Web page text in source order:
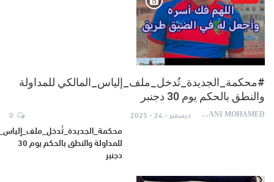
#محكمة_الجديدة_تُدخل_ملف_إلياس_المالكي للمداولة
والنطق بالحكم يوم 30 دجنبر
AYDANI MOHAMED ديسمبر - 24 - 2025
للمداولة والنطق بالحكم يوم 30
دجنبر